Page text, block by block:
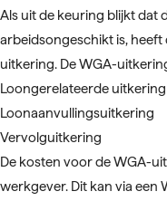
Als uit de keuring blijkt dat
arbeidsongeschikt is,
uitkering. De WGA-
Loongerelateerde uitkering
Loonaanvullingsuitkering
Vervolguitkering
De kosten voor de WGA-
werkgever. Dit kan via een